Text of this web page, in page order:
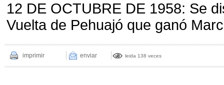
12 DE OCTUBRE DE 1958: Se
Vuelta de Pehuajó que ganó
imprimir enviar leida 138 veces